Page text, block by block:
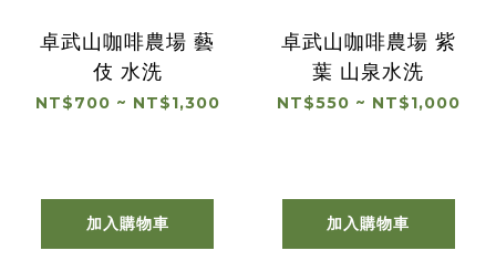
卓武山咖啡農場 藝
伎 水洗
NT$700 ~ NT$1,300
加入購物車
卓武山咖啡農場 紫
葉 山泉水洗
NT$550 ~ NT$1,000
加入購物車